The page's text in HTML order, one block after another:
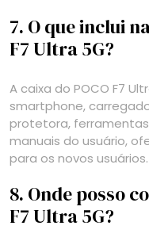
7. O que inclui
F7 Ultra 5G?
A caixa do POCO F7
smartphone,
protetora, ferramentas
manuais do usuário,
para os novos usuários.
8. Onde posso
F7 Ultra 5G?